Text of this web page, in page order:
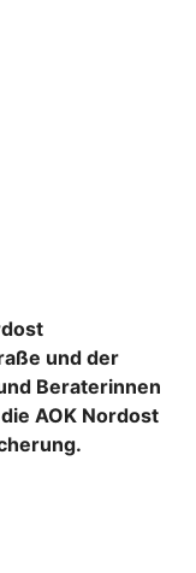
und der
Beraterinnen
AOK Nordost